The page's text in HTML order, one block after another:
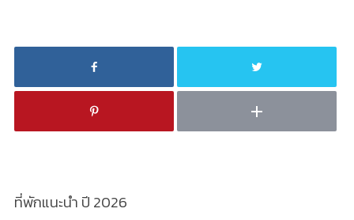
ที่พักแนะนำ ปี 2026